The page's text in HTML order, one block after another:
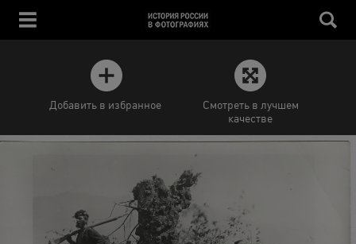
Добавить в избранное
Смотреть в лучшем
качестве